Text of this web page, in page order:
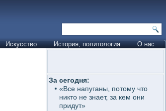
Искусство История, политология О нас
За сегодня:
«Все напуганы, потому что
никто не знает, за кем они
придут»